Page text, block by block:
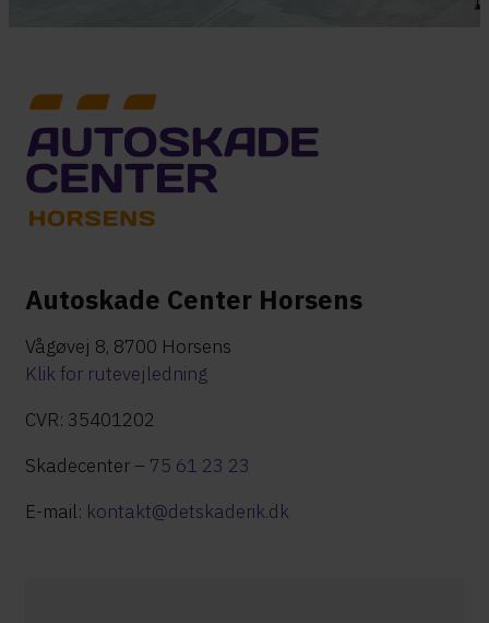
Autoskade Center Horsens
Vågøvej 8, 8700 Horsens
Klik for rutevejledning
​CVR: 35401202​​
Skadecenter – 75 61 23 23
E-mail: kontakt@detskaderik.dk